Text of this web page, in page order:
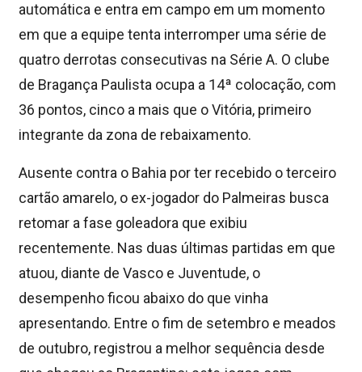
automática e entra em campo em um momento
em que a equipe tenta interromper uma série de
quatro derrotas consecutivas na Série A. O clube
de Bragança Paulista ocupa a 14ª colocação, com
36 pontos, cinco a mais que o Vitória, primeiro
integrante da zona de rebaixamento.
Ausente contra o Bahia por ter recebido o terceiro
cartão amarelo, o ex-jogador do Palmeiras busca
retomar a fase goleadora que exibiu
recentemente. Nas duas últimas partidas em que
atuou, diante de Vasco e Juventude, o
desempenho ficou abaixo do que vinha
apresentando. Entre o fim de setembro e meados
de outubro, registrou a melhor sequência desde